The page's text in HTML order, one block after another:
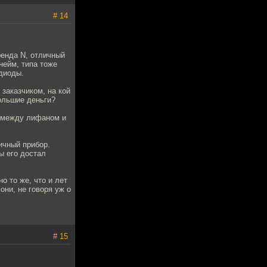
# 14
N, отличный
типа тоже
на кой
деньги?
между лифаном и
прибор.
его достал
то же, что и лет
не говоря уж о
# 15